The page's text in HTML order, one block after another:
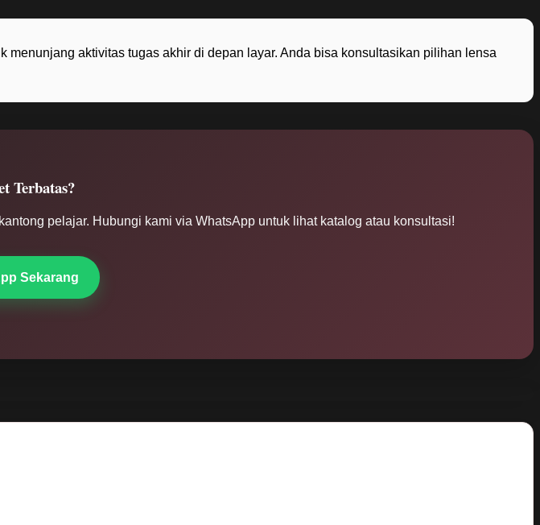
menunjang aktivitas tugas akhir di depan layar. Anda bisa konsultasikan pilihan lensa
Terbatas?
pelajar. Hubungi kami via WhatsApp untuk lihat katalog atau konsultasi!
Sekarang